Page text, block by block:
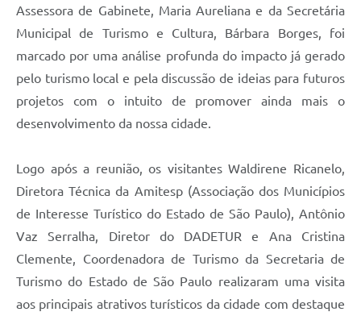
Assessora de Gabinete, Maria Aureliana e da Secretária
Municipal de Turismo e Cultura, Bárbara Borges, foi
marcado por uma análise profunda do impacto já gerado
pelo turismo local e pela discussão de ideias para futuros
projetos com o intuito de promover ainda mais o
desenvolvimento da nossa cidade.
Logo após a reunião, os visitantes Waldirene Ricanelo,
Diretora Técnica da Amitesp (Associação dos Municípios
de Interesse Turístico do Estado de São Paulo), Antônio
Vaz Serralha, Diretor do DADETUR e Ana Cristina
Clemente, Coordenadora de Turismo da Secretaria de
Turismo do Estado de São Paulo realizaram uma visita
aos principais atrativos turísticos da cidade com destaque